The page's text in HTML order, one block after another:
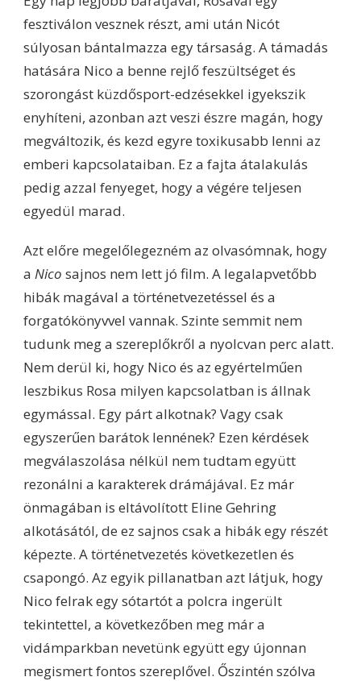
fesztiválon vesznek részt, ami után Nicót
súlyosan bántalmazza egy társaság. A támadás
hatására Nico a benne rejlő feszültséget és
szorongást küzdősport-edzésekkel igyekszik
enyhíteni, azonban azt veszi észre magán, hogy
megváltozik, és kezd egyre toxikusabb lenni az
emberi kapcsolataiban. Ez a fajta átalakulás
pedig azzal fenyeget, hogy a végére teljesen
egyedül marad.
Azt előre megelőlegezném az olvasómnak, hogy
a Nico sajnos nem lett jó film. A legalapvetőbb
hibák magával a történetvezetéssel és a
forgatókönyvvel vannak. Szinte semmit nem
tudunk meg a szereplőkről a nyolcvan perc alatt.
Nem derül ki, hogy Nico és az egyértelműen
leszbikus Rosa milyen kapcsolatban is állnak
egymással. Egy párt alkotnak? Vagy csak
egyszerűen barátok lennének? Ezen kérdések
megválaszolása nélkül nem tudtam együtt
rezonálni a karakterek drámájával. Ez már
önmagában is eltávolított Eline Gehring
alkotásától, de ez sajnos csak a hibák egy részét
képezte. A történetvezetés következetlen és
csapongó. Az egyik pillanatban azt látjuk, hogy
Nico felrak egy sótartót a polcra ingerült
tekintettel, a következőben meg már a
vidámparkban nevetünk együtt egy újonnan
megismert fontos szereplővel. Őszintén szólva